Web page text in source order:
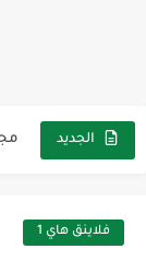
الجديد
فلاينق هاي 1